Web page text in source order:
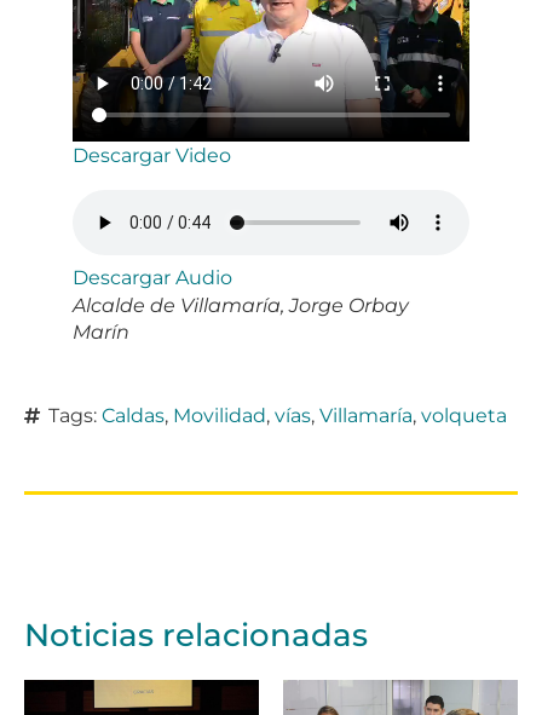
Descargar Video
Descargar Audio
Alcalde de Villamaría, Jorge Orbay
Marín
Tags: Caldas, Movilidad, vías, Villamaría, volqueta
Noticias relacionadas